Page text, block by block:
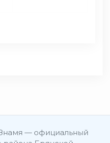
— официальный